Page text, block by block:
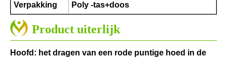
Verpakking Poly -tas+doos
Product uiterlijk
Hoofd: het dragen van een rode puntige hoed in de